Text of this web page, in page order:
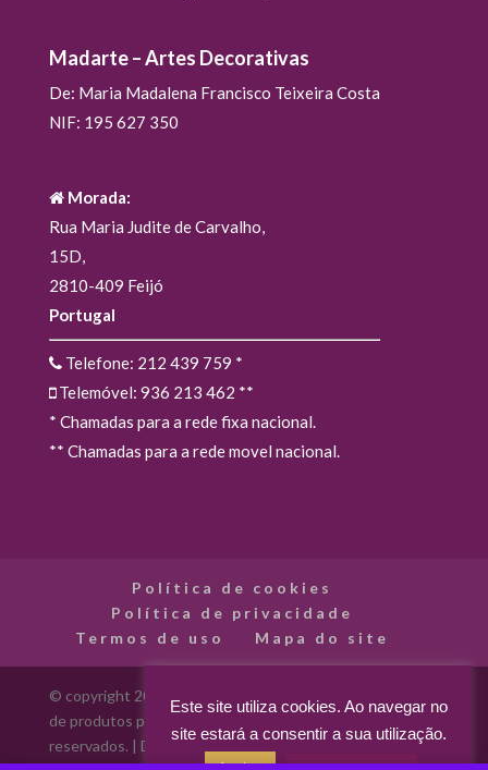
Madarte – Artes Decorativas
De: Maria Madalena Francisco Teixeira Costa
NIF: 195 627 350
Morada:
Rua Maria Judite de Carvalho,
15D,
2810-409 Feijó
Portugal
Telefone: 212 439 759 *
Telemóvel: 936 213 462 **
* Chamadas para a rede fixa nacional.
** Chamadas para a rede movel nacional.
Política de cookies
Política de privacidade
Termos de uso
Mapa do site
© copyright 2012 - 2026 Madarte - Madarte - Loja Online
de produtos para artes decorativas. Todos os direitos
reservados. | Desenvolvido por
Este site utiliza cookies. Ao navegar no
site estará a consentir a sua utilização.